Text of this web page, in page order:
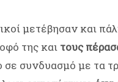
μετέβησαν και
της και τους
συνδυασμό με τα